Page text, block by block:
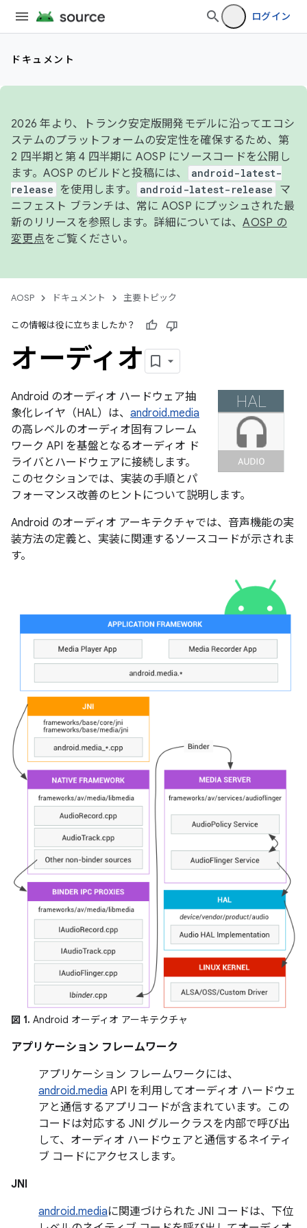
ログイン
ドキュメント
2026 年より、トランク安定版開発モデルに沿ってエコシ
ステムのプラットフォームの安定性を確保するため、第
2 四半期と第 4 四半期に AOSP にソースコードを公開し
ます。AOSP のビルドと投稿には、
android-latest-
release
を使用します。 android-latest-release
マ
ニフェスト ブランチは、常に AOSP にプッシュされた最
新のリリースを参照します。詳細については、AOSP の
変更点をご覧ください。
AOSP ドキュメント 主要トピック
この情報は役に立ちましたか？
オーディオ
Android のオーディオ ハードウェア抽
象化レイヤ（HAL）は、 android.media
の高レベルのオーディオ固有フレーム
ワーク API を基盤となるオーディオ ド
ライバとハードウェアに接続します。
このセクションでは、実装の手順とパ
フォーマンス改善のヒントについて説明します。
Android のオーディオ アーキテクチャでは、音声機能の実
装方法の定義と、実装に関連するソースコードが示されま
す。
図 1. Android オーディオ アーキテクチャ
アプリケーション フレームワーク
アプリケーション フレームワークには、
android.media API を利用してオーディオ ハードウェ
アと通信するアプリコードが含まれています。この
コードは対応する JNI グルークラスを内部で呼び出
して、オーディオ ハードウェアと通信するネイティ
ブ コードにアクセスします。
JNI
android.mediaに関連づけられた JNI コードは、下位